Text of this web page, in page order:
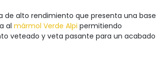
de alto rendimiento que presenta una base
al mármol Verde Alpi permitiendo
veteado y veta pasante para un acabado